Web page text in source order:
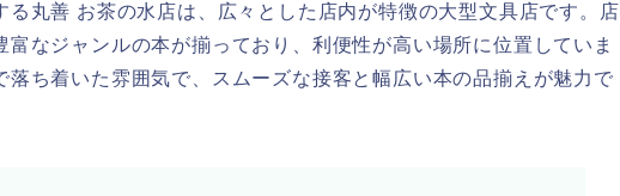
る丸善 お茶の水店は、広々とした店内が特徴の大型文具店です。店
富なジャンルの本が揃っており、利便性が高い場所に位置していま
落ち着いた雰囲気で、スムーズな接客と幅広い本の品揃えが魅力で